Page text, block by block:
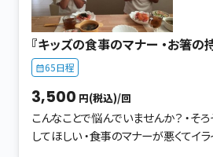
相手を不愉快にさせず、円滑にお互い気
る上で、大切なことです ・そして自分
上でのモチベーションにも繋がります。 自分に自信がもてて活
動的になる この講座で得られること ✔ ビジネスマナーを「知
践的な所作・言葉遣い ✔ 自分では気づ
客観的に知る ✔ 堅苦しくないのに、
る舞い 楽しく学び習得できるから、今後の人生・将来に活かさ
『キッズの食事のマナー ・お箸の
65日程
3,500 円(税込)/回
こんなことで悩んでいませんか？ ・そろそろ落ち着いて食事を
してほしい ・食事のマナーが悪くてイラ